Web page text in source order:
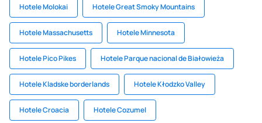
Hotele Molokai Hotele Great Smoky Mountains
Hotele Massachusetts Hotele Minnesota
Hotele Pico Pikes Hotele Parque nacional de Białowieża
Hotele Kladske borderlands Hotele Kłodzko Valley
Hotele Croacia Hotele Cozumel